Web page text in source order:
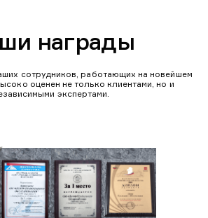
награды
сотрудников, работающих на новейшем
оценен не только клиентами, но и
экспертами.